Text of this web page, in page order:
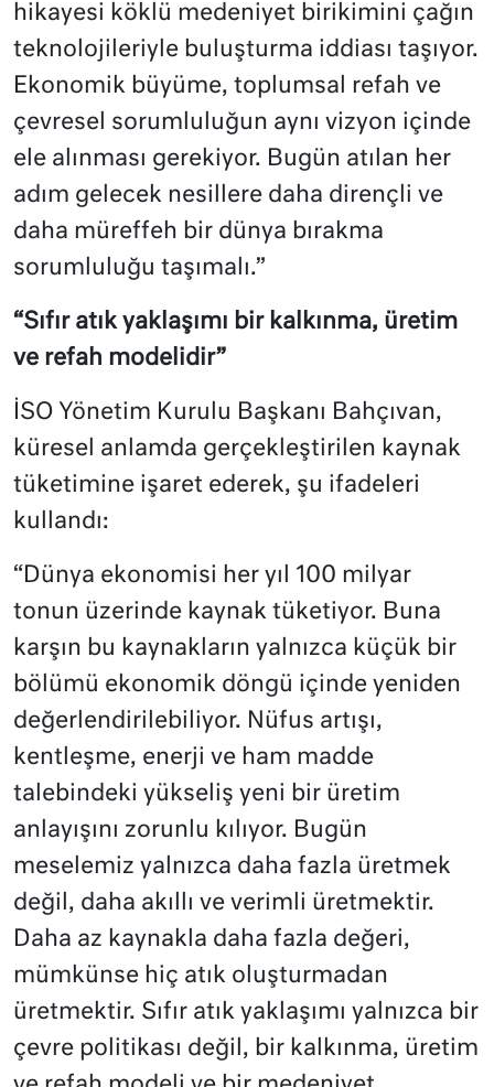
hikayesi köklü medeniyet birikimini çağın
teknolojileriyle buluşturma iddiası taşıyor.
Ekonomik büyüme, toplumsal refah ve
çevresel sorumluluğun aynı vizyon içinde
ele alınması gerekiyor. Bugün atılan her
adım gelecek nesillere daha dirençli ve
daha müreffeh bir dünya bırakma
sorumluluğu taşımalı.”
“Sıfır atık yaklaşımı bir kalkınma, üretim
ve refah modelidir”
İSO Yönetim Kurulu Başkanı Bahçıvan,
küresel anlamda gerçekleştirilen kaynak
tüketimine işaret ederek, şu ifadeleri
kullandı:
“Dünya ekonomisi her yıl 100 milyar
tonun üzerinde kaynak tüketiyor. Buna
karşın bu kaynakların yalnızca küçük bir
bölümü ekonomik döngü içinde yeniden
değerlendirilebiliyor. Nüfus artışı,
kentleşme, enerji ve ham madde
talebindeki yükseliş yeni bir üretim
anlayışını zorunlu kılıyor. Bugün
meselemiz yalnızca daha fazla üretmek
değil, daha akıllı ve verimli üretmektir.
Daha az kaynakla daha fazla değeri,
mümkünse hiç atık oluşturmadan
üretmektir. Sıfır atık yaklaşımı yalnızca bir
çevre politikası değil, bir kalkınma, üretim